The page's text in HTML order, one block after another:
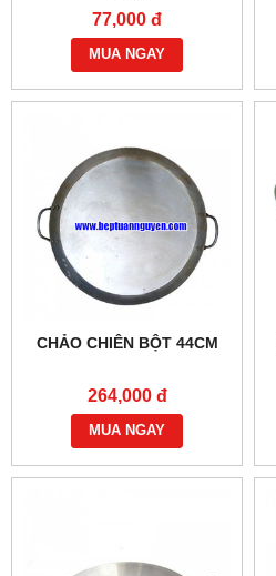
77,000 đ
MUA NGAY
CHẢO CHIÊN BỘT 44CM
264,000 đ
MUA NGAY